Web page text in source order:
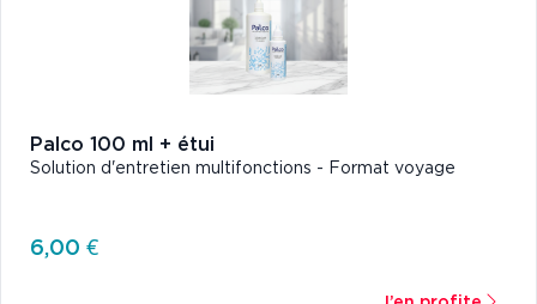
Palco 100 ml + étui
Solution d'entretien multifonctions - Format voyage
6,00 €